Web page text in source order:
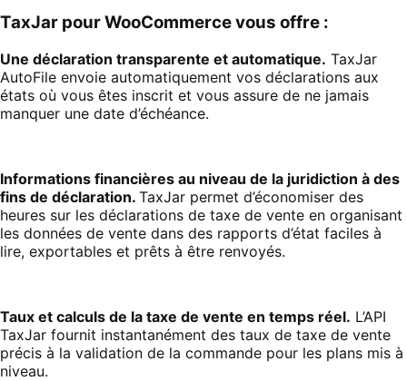
TaxJar pour WooCommerce vous offre :
Une déclaration transparente et automatique. TaxJar
AutoFile envoie automatiquement vos déclarations aux
états où vous êtes inscrit et vous assure de ne jamais
manquer une date d’échéance.
Informations financières au niveau de la juridiction à des
fins de déclaration. TaxJar permet d’économiser des
heures sur les déclarations de taxe de vente en organisant
les données de vente dans des rapports d’état faciles à
lire, exportables et prêts à être renvoyés.
Taux et calculs de la taxe de vente en temps réel. L’API
TaxJar fournit instantanément des taux de taxe de vente
précis à la validation de la commande pour les plans mis à
niveau.